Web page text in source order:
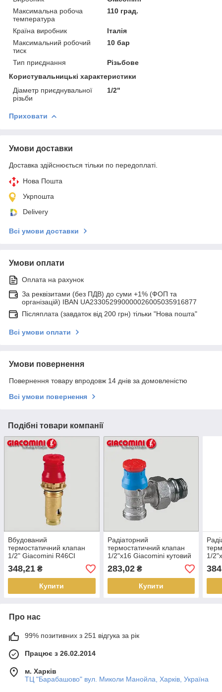
Максимальна робоча
температура
110 град.
Країна виробник
Італія
Максимальний робочий
тиск
10 бар
Тип приєднання
Різьбове
Користувальницькі характеристики
Діаметр приєднувальної
різьби
1/2"
Приховати
Умови доставки
Доставка здійснюється тільки по передоплаті.
Нова Пошта
Укрпошта
Delivery
Всі умови доставки
Умови оплати
Оплата на рахунок
За реквізитами (без ПДВ) до суми +1% (ФОП та
організацій) IBAN UA233052990000026005035916877
Післяплата (завдаток від 200 грн) тільки "Нова пошта"
Всі умови оплати
Умови повернення
Повернення товару впродовж 14 днів за домовленістю
Всі умови повернення
Подібні товари компанії
Вбудований
термостатичний клапан
1/2" Giacomini R46CI
348,21 ₴
Купити
Радіаторний
термостатичний клапан
1/2"х16 Giacomini кутовий
283,02₴
Купити
1/
Про нас
99% позитивних з 251 відгука за рік
Працює з 26.02.2014
м. Харків
ТЦ "Барабашово" вул. Миколи Манойла, Харків, Україна